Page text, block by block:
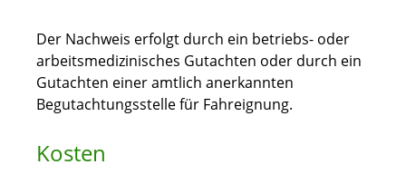
Der Nachweis erfolgt durch ein betriebs- oder
arbeitsmedizinisches Gutachten oder durch ein
Gutachten einer amtlich anerkannten
Begutachtungsstelle für Fahreignung.
Kosten